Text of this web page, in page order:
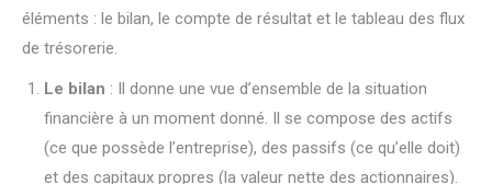
éléments : le bilan, le compte de résultat et le tableau des flux
de trésorerie.
Le bilan : Il donne une vue d’ensemble de la situation
financière à un moment donné. Il se compose des actifs
(ce que possède l’entreprise), des passifs (ce qu’elle doit)
et des capitaux propres (la valeur nette des actionnaires).